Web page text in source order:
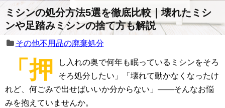
ミシンの処分方法5選を徹底比較｜壊れたミシ
ンや足踏みミシンの捨て方も解説
その他不用品の廃棄処分
「押
し入れの奥で何年も眠っているミシンをそろ
そろ処分したい」「壊れて動かなくなったけ
れど、何ごみで出せばいいか分からない」——そんなお悩
みを抱えていませんか。